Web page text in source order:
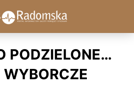
PODZIELONE…
WYBORCZE